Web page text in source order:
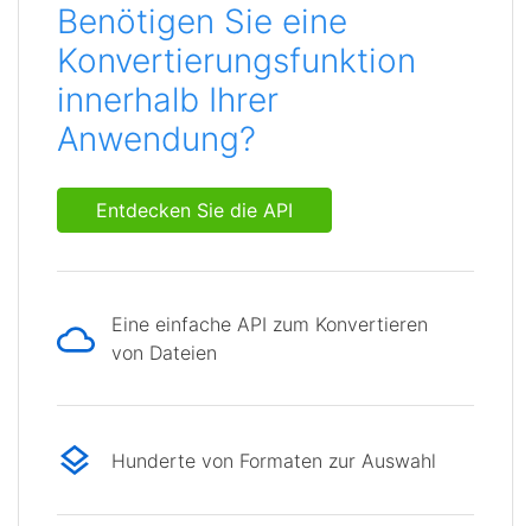
Benötigen Sie eine
Konvertierungsfunktion
innerhalb Ihrer
Anwendung?
Entdecken Sie die API
Eine einfache API zum Konvertieren
von Dateien
Hunderte von Formaten zur Auswahl